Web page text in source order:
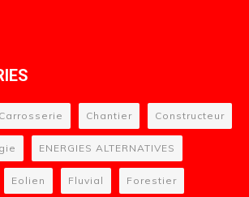
Carrosserie Chantier Constructeur
ENERGIES ALTERNATIVES
Eolien Fluvial Forestier